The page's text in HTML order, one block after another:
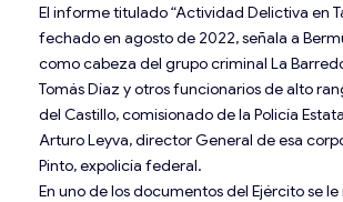
El informe titulado “Actividad Delictiva en
fechado en agosto de 2022, señala a
como cabeza del grupo criminal La
Tomás Díaz y otros funcionarios de alto
del Castillo, comisionado de la Policía
Arturo Leyva, director General de esa
Pinto, expolicía federal.
En uno de los documentos del Ejército se